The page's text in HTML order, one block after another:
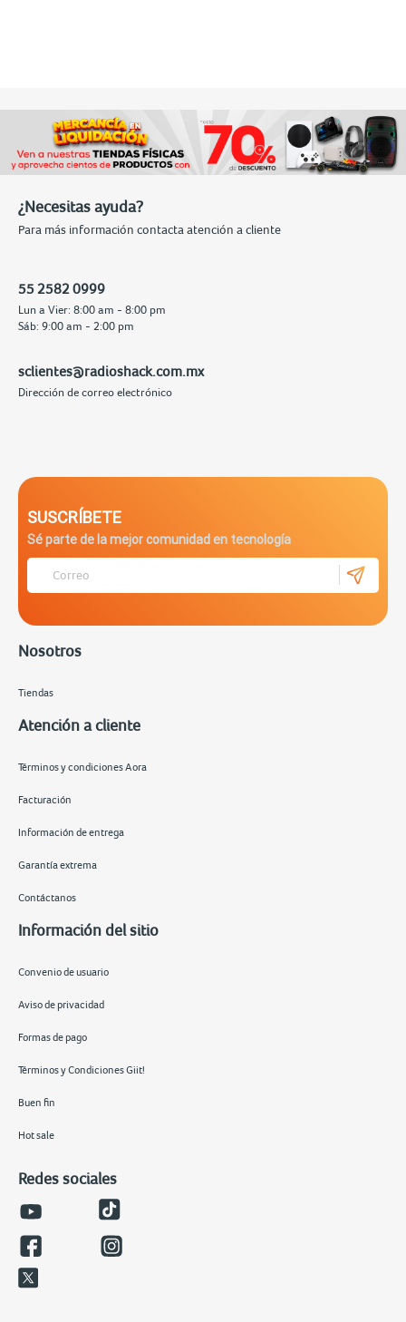
¿Necesitas ayuda?
Para más información contacta atención a cliente
55 2582 0999
Lun a Vier: 8:00 am - 8:00 pm
Sáb: 9:00 am - 2:00 pm
sclientes@radioshack.com.mx
Dirección de correo electrónico
SUSCRÍBETE
Sé parte de la mejor comunidad en tecnología
Nosotros
Tiendas
Atención a cliente
Términos y condiciones Aora
Facturación
Información de entrega
Garantía extrema
Contáctanos
Información del sitio
Convenio de usuario
Aviso de privacidad
Formas de pago
Términos y Condiciones Giit!
Buen fin
Hot sale
Redes sociales